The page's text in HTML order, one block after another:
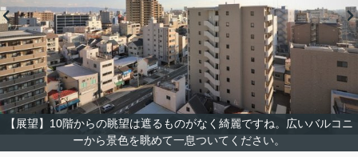
【展望】10階からの眺望は遮るものがなく綺麗ですね。広いバルコニ
ーから景色を眺めて一息ついてください。